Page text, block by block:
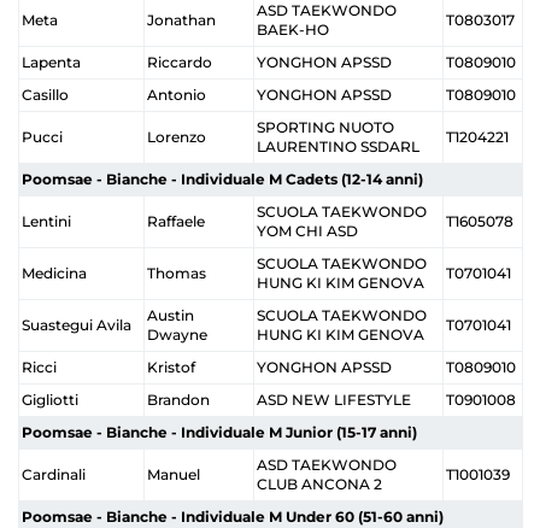
Meta Jonathan
ASD TAEKWONDO
BAEK-HO
T0803017
Lapenta Riccardo YONGHON APSSD
T0809010
Casillo
Antonio YONGHON APSSD T0809010
Pucci Lorenzo
SPORTING NUOTO
LAURENTINO SSDARL
T1204221
Poomsae - Bianche - Individuale M Cadets (12-14 anni)
Lentini Raffaele
SCUOLA TAEKWONDO
YOM CHI ASD
T1605078
Medicina Thomas
SCUOLA TAEKWONDO
HUNG KI KIM GENOVA
T0701041
Suastegui Avila
Austin
Dwayne
SCUOLA TAEKWONDO
HUNG KI KIM GENOVA
T0701041
Ricci Kristof YONGHON APSSD
T0809010
Gigliotti
Brandon ASD NEW LIFESTYLE
T0901008
Poomsae - Bianche - Individuale M Junior (15-17 anni)
Cardinali Manuel
ASD TAEKWONDO
CLUB ANCONA 2
T1001039
Poomsae - Bianche - Individuale M Under 60 (51-60 anni)